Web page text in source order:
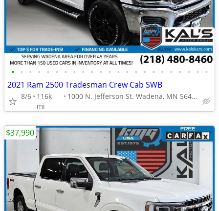
• • • • • • • • • • • • • • • • • • • • • • •
2021 Ram 2500 Tradesman Crew Cab SWB
8/6
116k
mi
1000 N. Jefferson St. Wadena, MN 56482
$37,990